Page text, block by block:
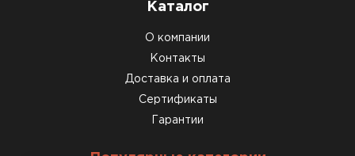
Каталог
О компании
Контакты
Доставка и оплата
Сертификаты
Гарантии